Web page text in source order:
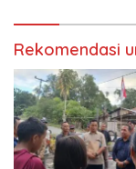
Rekomendasi